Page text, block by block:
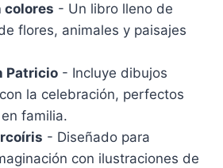
colores - Un libro lleno de
flores, animales y paisajes
Patricio - Incluye dibujos
la celebración, perfectos
familia.
- Diseñado para
con ilustraciones de